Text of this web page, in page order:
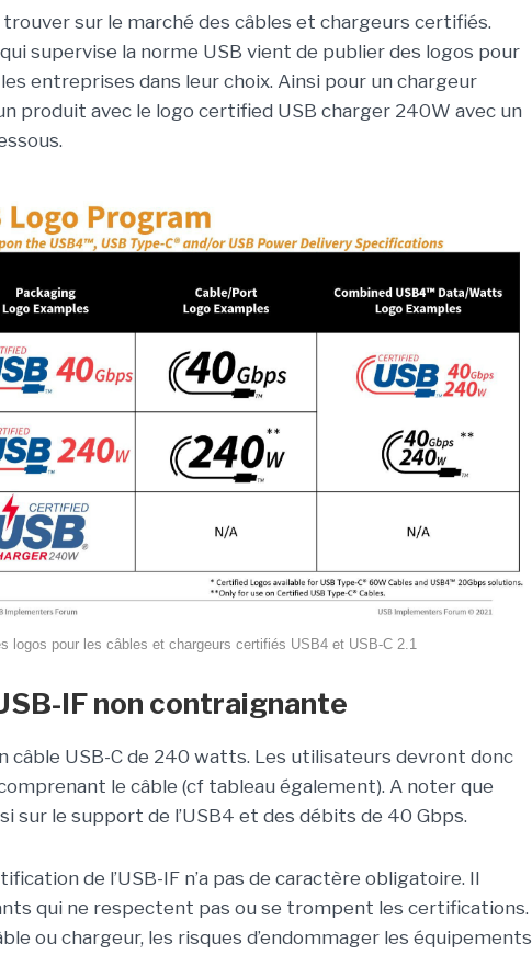
sur le marché des câbles et chargeurs certifiés.
supervise la norme USB vient de publier des logos pour
entreprises dans leur choix. Ainsi pour un chargeur
produit avec le logo certified USB charger 240W avec un
logos pour les câbles et chargeurs certifiés USB4 et USB-C 2.1
IF non contraignante
câble USB-C de 240 watts. Les utilisateurs devront donc
le câble (cf tableau également). A noter que
sur le support de l’USB4 et des débits de 40 Gbps.
de l’USB-IF n’a pas de caractère obligatoire. Il
qui ne respectent pas ou se trompent les certifications.
ou chargeur, les risques d’endommager les équipements